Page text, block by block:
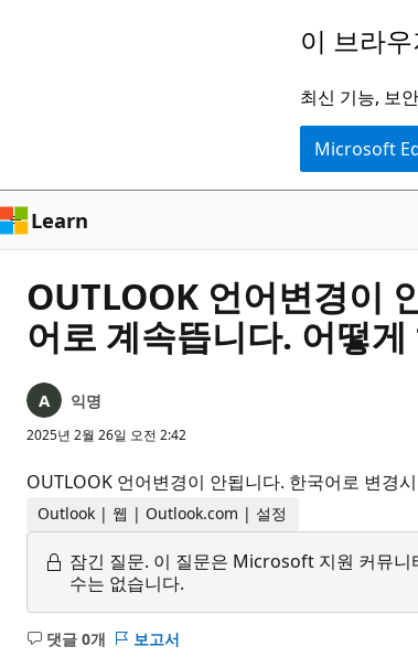
로
건
너
기
이 브라
최신 기능, 보
Microsoft
Learn
OUTLOOK 언어변경이
어로 계속뜹니다. 어떻
익명
2025년 2월 26일 오전 2:42
OUTLOOK 언어변경이 안됩니다. 한국어로 변경
Outlook | 웹 | Outlook.com | 설정
잠긴 질문. 이 질문은 Microsoft 지원 커뮤니
수는 없습니다.
댓글 0개
설
보고서